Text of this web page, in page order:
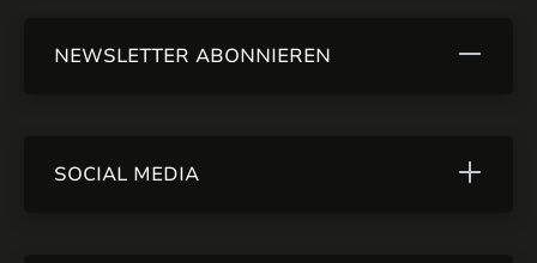
NEWSLETTER ABONNIEREN
SOCIAL MEDIA